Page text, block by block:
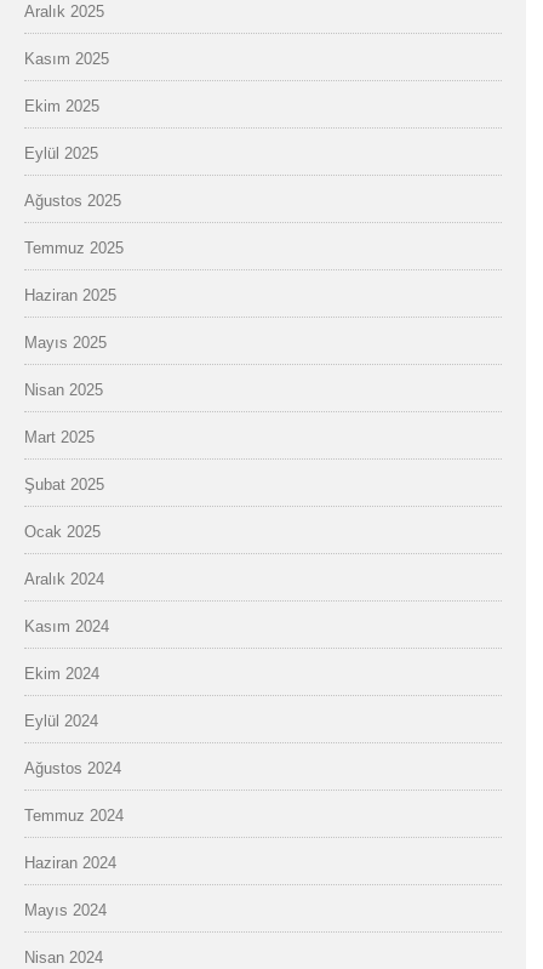
Aralık 2025
Kasım 2025
Ekim 2025
Eylül 2025
Ağustos 2025
Temmuz 2025
Haziran 2025
Mayıs 2025
Nisan 2025
Mart 2025
Şubat 2025
Ocak 2025
Aralık 2024
Kasım 2024
Ekim 2024
Eylül 2024
Ağustos 2024
Temmuz 2024
Haziran 2024
Mayıs 2024
Nisan 2024